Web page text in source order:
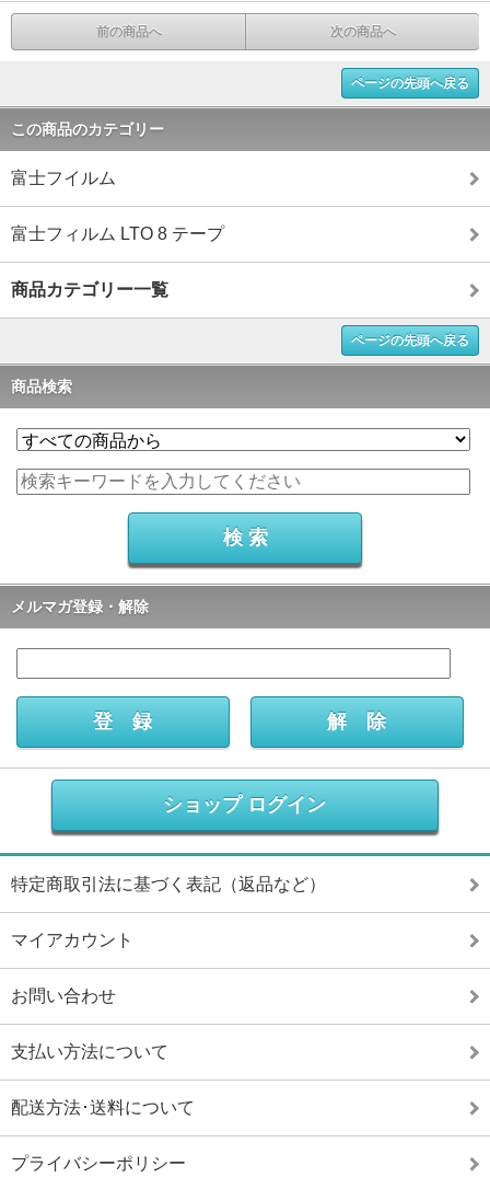
前の商品へ 次の商品へ
ページの先頭へ戻る
この商品のカテゴリー
富士フイルム
富士フィルム LTO 8 テープ
商品カテゴリー一覧
ページの先頭へ戻る
商品検索
メルマガ登録・解除
ショップ ログイン
特定商取引法に基づく表記（返品など）
マイアカウント
お問い合わせ
支払い方法について
配送方法･送料について
プライバシーポリシー